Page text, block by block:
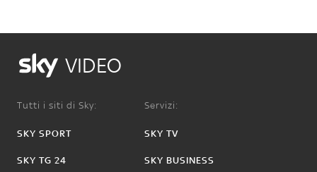
VIDEO
Tutti i siti di Sky:
SKY SPORT
SKY TG 24
Servizi:
SKY TV
SKY BUSINESS